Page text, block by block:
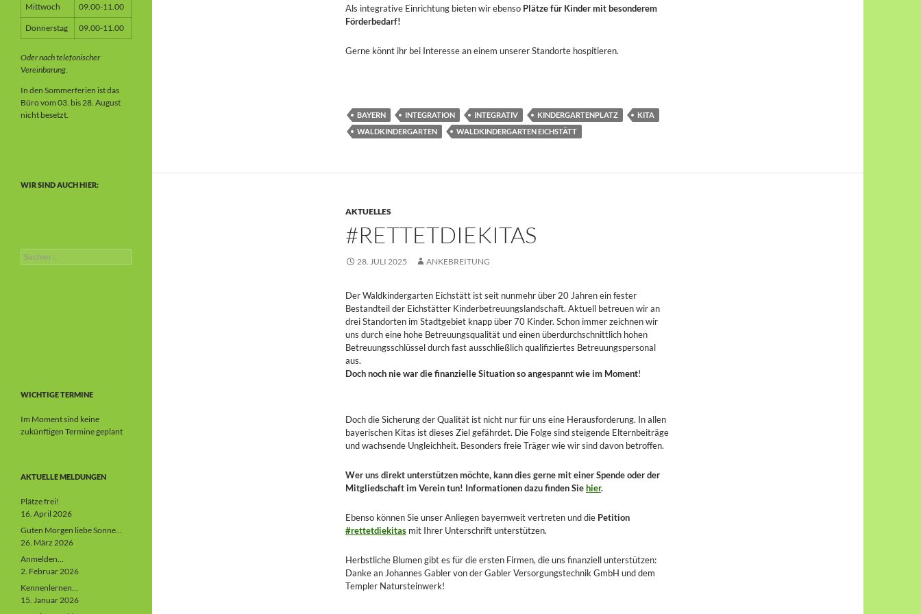
Als integrative Einrichtung bieten wir ebenso Plätze für Kinder mit besonderem
Förderbedarf!
Gerne könnt ihr bei Interesse an einem unserer Standorte hospitieren.
BAYERN INTEGRATION INTEGRATIV KINDERGARTENPLATZ
KITA
WALDKINDERGARTEN
WALDKINDERGARTEN EICHSTÄTT
AKTUELLES
#RETTETDIEKITAS
28. JULI 2025 ANKEBREITUNG
Der Waldkindergarten Eichstätt ist seit nunmehr über 20 Jahren ein fester
Bestandteil der Eichstätter Kinderbetreuungslandschaft. Aktuell betreuen wir an
drei Standorten im Stadtgebiet knapp über 70 Kinder. Schon immer zeichnen wir
uns durch eine hohe Betreuungsqualität und einen überdurchschnittlich hohen
Betreuungsschlüssel durch fast ausschließlich qualifiziertes Betreuungspersonal
aus.
Doch noch nie war die finanzielle Situation so angespannt wie im Moment!
Doch die Sicherung der Qualität ist nicht nur für uns eine Herausforderung. In allen
bayerischen Kitas ist dieses Ziel gefährdet. Die Folge sind steigende Elternbeiträge
und wachsende Ungleichheit. Besonders freie Träger wie wir sind davon betroffen.
Wer uns direkt unterstützen möchte, kann dies gerne mit einer Spende oder der
Mitgliedschaft im Verein tun! Informationen dazu finden Siehier.
Ebenso können Sie unser Anliegen bayernweit vertreten und die Petition
#rettetdiekitas mit Ihrer Unterschrift unterstützen.
Herbstliche Blumen gibt es für die ersten Firmen, die uns finanziell unterstützen:
Danke an Johannes Gabler von der Gabler Versorgungstechnik GmbH und dem
Templer Natursteinwerk!
Mittwoch 09.00-11.00
Donnerstag 09.00-11.00
Oder nach telefonischer
Vereinbarung.
In den Sommerferien ist das
Büro vom 03. bis 28. August
nicht besetzt.
WIR SIND AUCH HIER:
Suchen
nach:
WICHTIGE TERMINE
Im Moment sind keine
zukünftigen Termine geplant
AKTUELLE MELDUNGEN
Plätze frei!
16. April 2026
Guten Morgen liebe Sonne…
26. März 2026
Anmelden…
2. Februar 2026
Kennenlernen…
15. Januar 2026